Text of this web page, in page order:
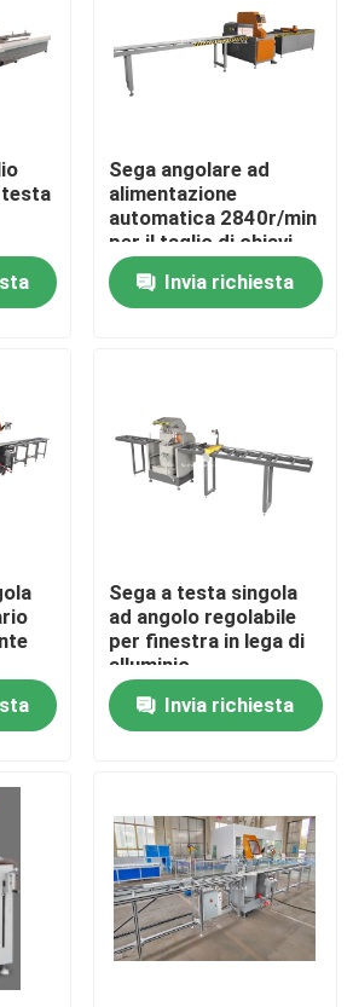
collettrice
della sbarra collettrice
Sega angolare ad
alimentazione
automatica 2840r/min
per il taglio di chiavi
angolari in alluminio
Invia richiesta
Sega a testa singola
ad angolo regolabile
per finestra in lega di
alluminio
Invia richiesta